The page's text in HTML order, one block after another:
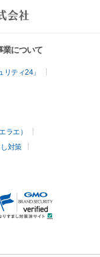
業について
ティ24」
ラエ）
対策